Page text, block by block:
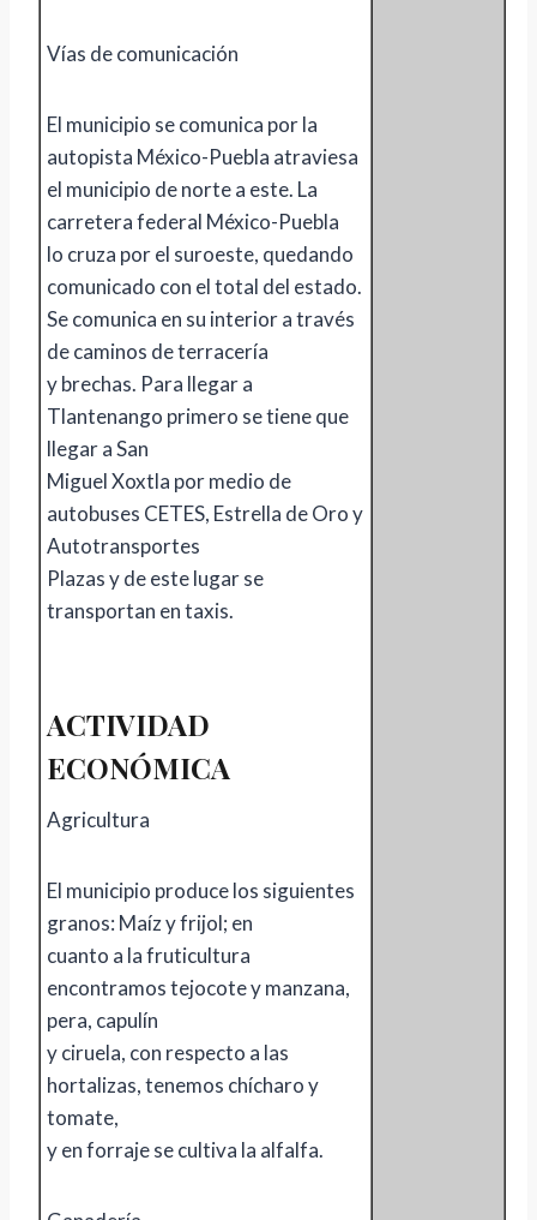
Vías de comunicación
El municipio se comunica por la
autopista México-Puebla atraviesa
el municipio de norte a este. La
carretera federal México-Puebla
lo cruza por el suroeste, quedando
comunicado con el total del estado.
Se comunica en su interior a través
de caminos de terracería
y brechas. Para llegar a
Tlantenango primero se tiene que
llegar a San
Miguel Xoxtla por medio de
autobuses CETES, Estrella de Oro y
Autotransportes
Plazas y de este lugar se
transportan en taxis.
ACTIVIDAD
ECONÓMICA
Agricultura
El municipio produce los siguientes
granos: Maíz y frijol; en
cuanto a la fruticultura
encontramos tejocote y manzana,
pera, capulín
y ciruela, con respecto a las
hortalizas, tenemos chícharo y
tomate,
y en forraje se cultiva la alfalfa.